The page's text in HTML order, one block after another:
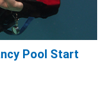
Pool Start